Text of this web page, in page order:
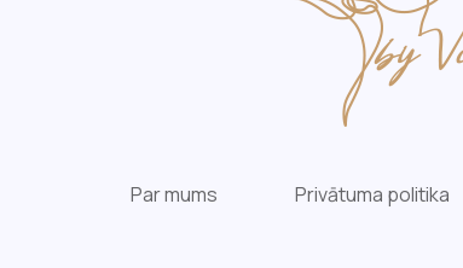
Par mums Privātuma politika